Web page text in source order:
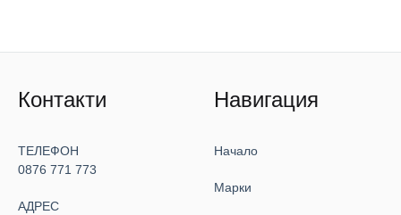
Контакти
ТЕЛЕФОН
0876 771 773
АДРЕС
Навигация
Начало
Марки